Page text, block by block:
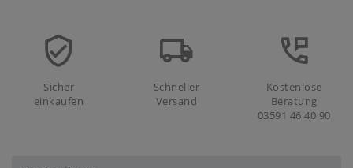
Sicher
einkaufen
Schneller
Versand
Kostenlose
Beratung
03591 46 40 90